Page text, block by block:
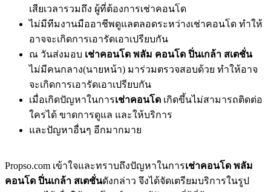
เสียเวลารวมถึง ผู้ที่ต้องการเช่าคอนโด
ไม่มีทีมงานมืออาชีพดูแลตลอดระหว่างเช่าคอนโด ทำให้
อาจจะเกิดการเอารัดเอาเปรียบกัน
ณ วันส่งมอบ เช่าคอนโด พลัม คอนโด ปิ่นเกล้า สเตชั่น
ไม่มีคนกลาง(นายหน้า) มาร่วมตรวจสอบด้วย ทำให้อาจ
จะเกิดการเอารัดเอาเปรียบกัน
เมื่อเกิดปัญหาในการเช่าคอนโด เกิดขึ้นไม่สามารถติดต่อ
ใครได้ ขาดการดูแล และให้บริการ
และปัญหาอื่นๆ อีกมากมาย
Propso.com เข้าใจและทราบถึงปัญหาในการเช่าคอนโด พลัม
คอนโด ปิ่นเกล้า สเตชั่นดังกล่าว จึงได้จัดเตรียมบริการในรูป